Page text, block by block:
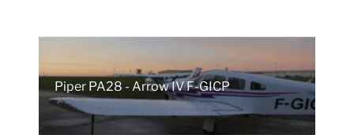
Piper PA28 - Arrow IV F-GICP